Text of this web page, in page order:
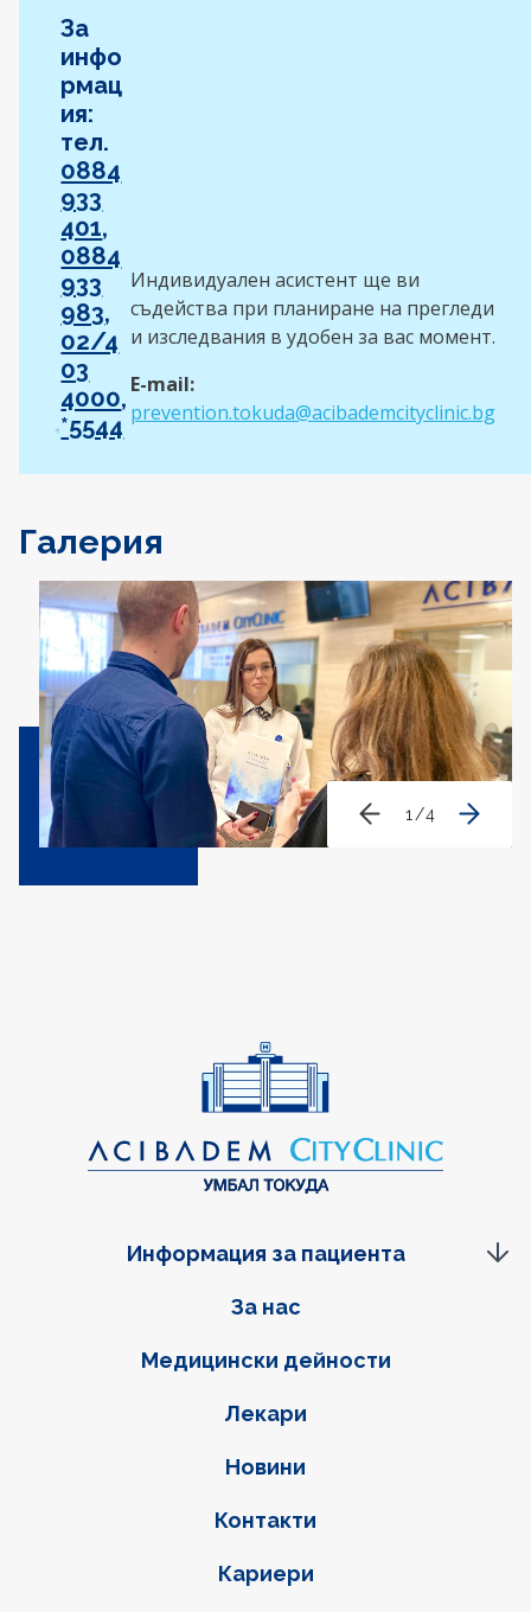
За
инфо
рмац
ия:
тел.
0884
933
401,
0884
933
983,
02/4
03
4000,
*5544
Индивидуален асистент ще ви
съдейства при планиране на прегледи
и изследвания в удобен за вас момент.
E-mail:
prevention.tokuda@acibademcityclinic.bg
Галерия
1 /4
Фуутер навигация
За нас
Медицински дейности
Лекари
Новини
Контакти
Кариери
Информация за пациента